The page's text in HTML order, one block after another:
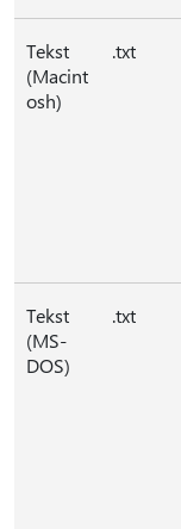
Tekst
(Macint
osh)
.txt
Tekst
(MS-
DOS)
.txt